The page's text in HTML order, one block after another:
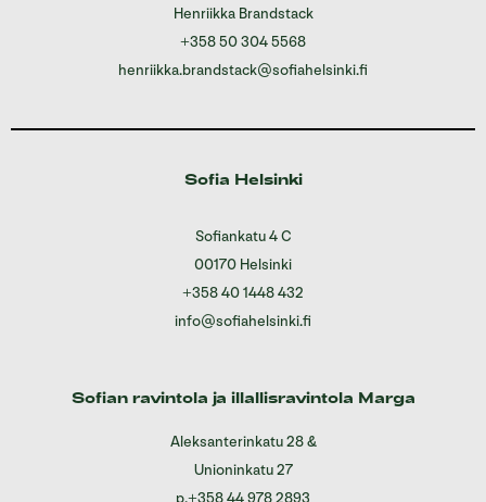
Henriikka Brandstack
+358 50 304 5568
henriikka.brandstack@sofiahelsinki.fi
Sofia Helsinki
Sofiankatu 4 C
00170 Helsinki
+358 40 1448 432
info@sofiahelsinki.fi
Sofian ravintola ja illallisravintola Marga
Aleksanterinkatu 28&
Unioninkatu 27